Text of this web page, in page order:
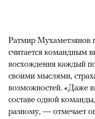
Ратмир Мухаметзянов
считается командным
восхождения каждый
своими мыслями,
возможностей. «Даже
составе одной
разному, — отмечает